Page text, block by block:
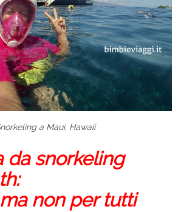
a Maui, Hawaii
da snorkeling
non per tutti